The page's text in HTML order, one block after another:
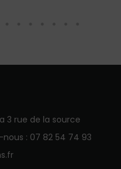
3 rue de la source
: 07 82 54 74 93